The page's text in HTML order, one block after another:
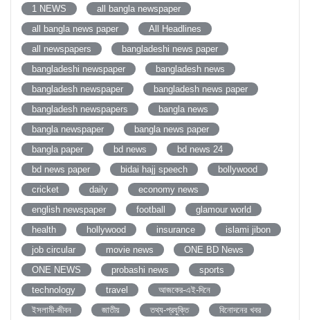
1 NEWS
all bangla newspaper
all bangla news paper
All Headlines
all newspapers
bangladeshi news paper
bangladeshi newspaper
bangladesh news
bangladesh newspaper
bangladesh news paper
bangladesh newspapers
bangla news
bangla newspaper
bangla news paper
bangla paper
bd news
bd news 24
bd news paper
bidai hajj speech
bollywood
cricket
daily
economy news
english newspaper
football
glamour world
health
hollywood insurance
islami jibon
job circular
movie news
ONE BD News
ONE NEWS
probashi news
sports
technology
travel
আজকের-এই-দিনে
ইসলামী-জীবন
জাতীয় তথ্য-প্রযুক্তি বিনোদনের খবর